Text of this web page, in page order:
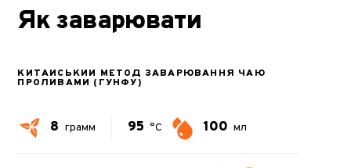
Як заварювати
КИТАЙСЬКИЙ МЕТОД ЗАВАРЮВАННЯ ЧАЮ
ПРОЛИВАМИ (ГУНФУ)
8 грамм 95 °C 100 мл